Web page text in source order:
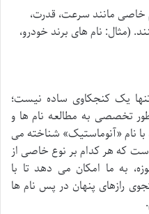
خاصی مانند سرعت، قدرت،
(مثال: نام های برند خودرو،
یک کنجکاوی ساده نیست؛
تخصصی به مطالعه نام ها و
نام «آنوماستیک» شناخته می
که هر کدام بر نوع خاصی از
به ما امکان می دهد تا با
رازهای پنهان در پس نام ها